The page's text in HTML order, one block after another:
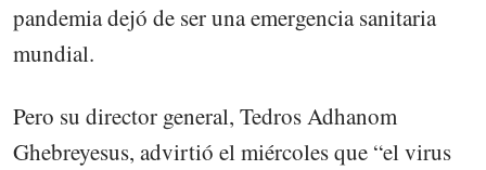
pandemia dejó de ser una emergencia sanitaria
mundial.
Pero su director general, Tedros Adhanom
Ghebreyesus, advirtió el miércoles que “el virus